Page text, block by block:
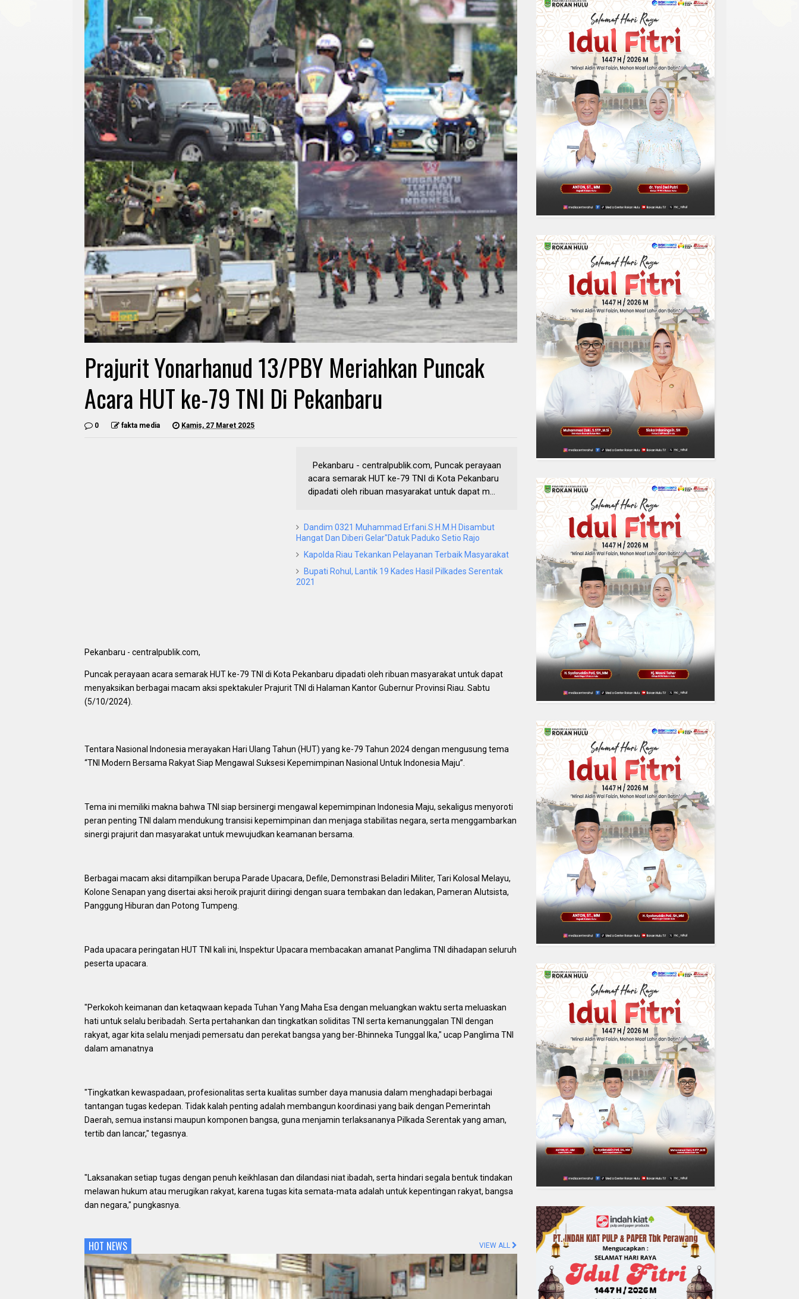
Prajurit Yonarhanud 13/PBY Meriahkan Puncak
Acara HUT ke-79 TNI Di Pekanbaru
0 fakta media Kamis, 27 Maret 2025
Pekanbaru - centralpublik.com, Puncak perayaan
acara semarak HUT ke-79 TNI di Kota Pekanbaru
dipadati oleh ribuan masyarakat untuk dapat m...
Dandim 0321 Muhammad Erfani.S.H.M.H Disambut
Hangat Dan Diberi Gelar"Datuk Paduko Setio Rajo
Kapolda Riau Tekankan Pelayanan Terbaik Masyarakat
Bupati Rohul, Lantik 19 Kades Hasil Pilkades Serentak
2021
Pekanbaru - centralpublik.com,
Puncak perayaan acara semarak HUT ke-79 TNI di Kota Pekanbaru dipadati oleh ribuan masyarakat untuk dapat
menyaksikan berbagai macam aksi spektakuler Prajurit TNI di Halaman Kantor Gubernur Provinsi Riau. Sabtu
(5/10/2024).
Tentara Nasional Indonesia merayakan Hari Ulang Tahun (HUT) yang ke-79 Tahun 2024 dengan mengusung tema
“TNI Modern Bersama Rakyat Siap Mengawal Suksesi Kepemimpinan Nasional Untuk Indonesia Maju”.
Tema ini memiliki makna bahwa TNI siap bersinergi mengawal kepemimpinan Indonesia Maju, sekaligus menyoroti
peran penting TNI dalam mendukung transisi kepemimpinan dan menjaga stabilitas negara, serta menggambarkan
sinergi prajurit dan masyarakat untuk mewujudkan keamanan bersama.
Berbagai macam aksi ditampilkan berupa Parade Upacara, Defile, Demonstrasi Beladiri Militer, Tari Kolosal Melayu,
Kolone Senapan yang disertai aksi heroik prajurit diiringi dengan suara tembakan dan ledakan, Pameran Alutsista,
Panggung Hiburan dan Potong Tumpeng.
Pada upacara peringatan HUT TNI kali ini, Inspektur Upacara membacakan amanat Panglima TNI dihadapan seluruh
peserta upacara.
"Perkokoh keimanan dan ketaqwaan kepada Tuhan Yang Maha Esa dengan meluangkan waktu serta meluaskan
hati untuk selalu beribadah. Serta pertahankan dan tingkatkan soliditas TNI serta kemanunggalan TNI dengan
rakyat, agar kita selalu menjadi pemersatu dan perekat bangsa yang ber-Bhinneka Tunggal Ika," ucap Panglima TNI
dalam amanatnya
"Tingkatkan kewaspadaan, profesionalitas serta kualitas sumber daya manusia dalam menghadapi berbagai
tantangan tugas kedepan. Tidak kalah penting adalah membangun koordinasi yang baik dengan Pemerintah
Daerah, semua instansi maupun komponen bangsa, guna menjamin terlaksananya Pilkada Serentak yang aman,
tertib dan lancar," tegasnya.
"Laksanakan setiap tugas dengan penuh keikhlasan dan dilandasi niat ibadah, serta hindari segala bentuk tindakan
melawan hukum atau merugikan rakyat, karena tugas kita semata-mata adalah untuk kepentingan rakyat, bangsa
dan negara," pungkasnya.
HOT NEWS VIEW ALL